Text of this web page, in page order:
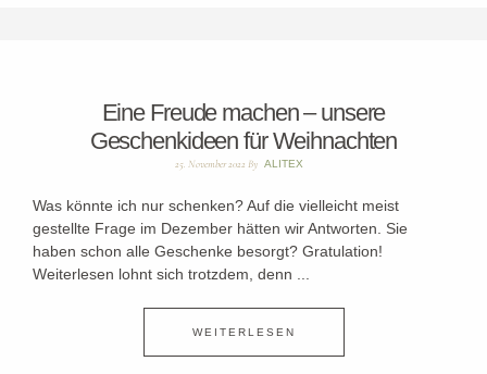
Eine Freude machen – unsere
Geschenkideen für Weihnachten
25. November 2022 By ALITEX
Was könnte ich nur schenken? Auf die vielleicht meist
gestellte Frage im Dezember hätten wir Antworten. Sie
haben schon alle Geschenke besorgt? Gratulation!
Weiterlesen lohnt sich trotzdem, denn ...
WEITERLESEN